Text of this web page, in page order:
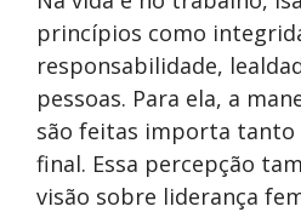
princípios como
responsabilidade,
pessoas. Para ela, a
são feitas importa
final. Essa percepção
visão sobre liderança